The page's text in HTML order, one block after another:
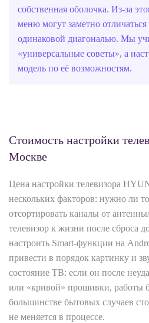
собственная оболочка. Из‑за
меню могут заметно
одинаковой диагональю. Мы
«универсальные советы», а
модель по её возможностям.
Стоимость настройки
Москве
Цена настройки телевизора
нескольких факторов: нужно ли
отсортировать каналы от
телевизор к жизни после сброса
настроить Smart‑функции на
привести в порядок картинку и
состояние ТВ: если он после
или «кривой» прошивки, работы
большинстве бытовых случаев
не меняется в процессе.